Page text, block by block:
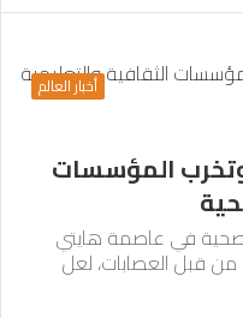
أخبار العالم
المؤسسات
في عاصمة هايتي
من قبل العصابات، لعل